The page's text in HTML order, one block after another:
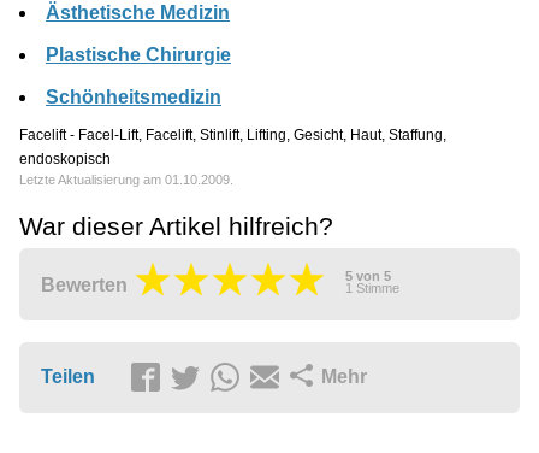
Ästhetische Medizin
Plastische Chirurgie
Schönheitsmedizin
Facelift - Facel-Lift, Facelift, Stinlift, Lifting, Gesicht, Haut, Staffung,
endoskopisch
Letzte Aktualisierung am 01.10.2009.
War dieser Artikel hilfreich?
Bewerten 5 von 5
1 Stimme
Teilen Mehr